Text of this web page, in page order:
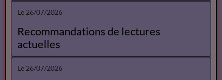
Le 26/07/2026
Recommandations de lectures
actuelles
Le 26/07/2026